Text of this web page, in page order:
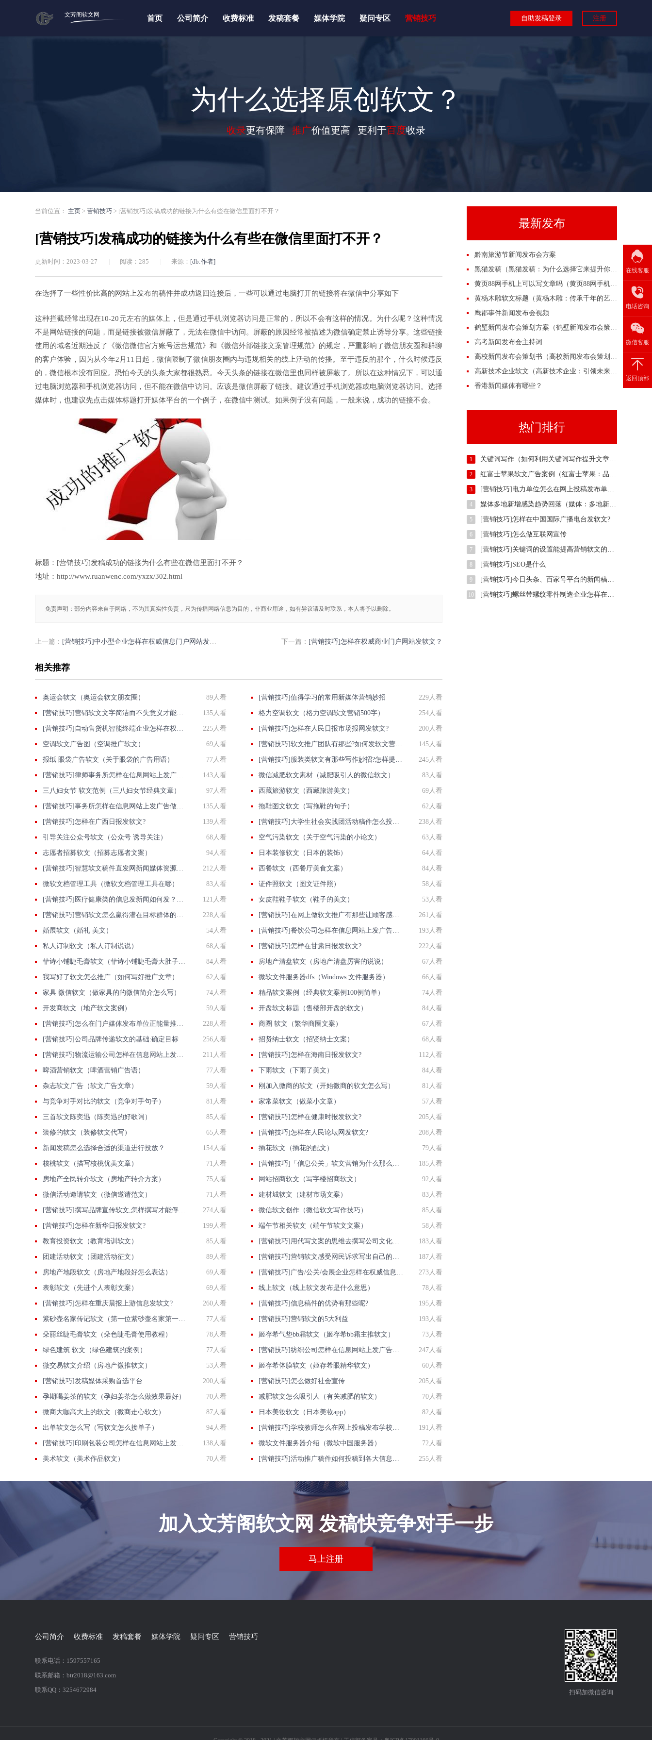
文芳阁软文网 首页 公司简介 收费标准 发稿套餐 媒体学院 疑问专区 营销技巧 自助发稿登录 注册
为什么选择原创软文？
收录更有保障 推广价值更高 更利于百度收录
当前位置： 主页 > 营销技巧 > [营销技巧]发稿成功的链接为什么有些在微信里面打不开？
[营销技巧]发稿成功的链接为什么有些在微信里面打不开？
更新时间：2023-03-27 阅读： 285 来源： [db:作者]
在选择了一些性价比高的网站上发布的稿件并成功返回连接后，一些可以通过电脑打开的链接将在微信中分享如下
这种拦截经常出现在10-20元左右的媒体上，但是通过手机浏览器访问是正常的，所以不会有这样的情况。为什么呢？这种情况
不是网站链接的问题，而是链接被微信屏蔽了，无法在微信中访问。屏蔽的原因经常被描述为微信确定禁止诱导分享。这些链接
使用的域名近期违反了《微信微信官方账号运营规范》和《微信外部链接文案管理规范》的规定，严重影响了微信朋友圈和群聊
的客户体验，因为从今年2月11日起，微信限制了微信朋友圈内与违规相关的线上活动的传播。至于违反的那个，什么时候违反
的，微信根本没有回应。恐怕今天的头条大家都很熟悉。今天头条的链接在微信里也同样被屏蔽了。所以在这种情况下，可以通
过电脑浏览器和手机浏览器访问，但不能在微信中访问。应该是微信屏蔽了链接。建议通过手机浏览器或电脑浏览器访问。选择
媒体时，也建议先点击媒体标题打开媒体平台的一个例子，在微信中测试。如果例子没有问题，一般来说，成功的链接不会。
标题：[营销技巧]发稿成功的链接为什么有些在微信里面打不开？
地址：http://www.ruanwenc.com/yxzx/302.html
免责声明：部分内容来自于网络，不为其真实性负责，只为传播网络信息为目的，非商业用途，如有异议请及时联系，本人将予以删除。
上一篇： [营销技巧]中小型企业怎样在权威信息门户网站发稿? 下一篇： [营销技巧]怎样在权威商业门户网站发软文？
相关推荐
奥运会软文（奥运会软文朋友圈） 89人看 [营销技巧]值得学习的常用新媒体营销妙招 229人看
[营销技巧]营销软文文字简洁而不失意义才能出类拔萃 135人看 格力空调软文（格力空调软文营销500字） 254人看
[营销技巧]自动售货机智能终端企业怎样在权威信息门户网站发稿? 225人看 [营销技巧]怎样在人民日报市场报网发软文? 200人看
空调软文广告图（空调推广软文） 69人看 [营销技巧]软文推广团队有那些?如何发软文营销才能达到最好效果? 145人看
报纸 眼袋广告软文（关于眼袋的广告用语） 77人看 [营销技巧]服装类软文有那些写作妙招?怎样提高服装网站关键词排名 245人看
[营销技巧]律师事务所怎样在信息网站上发广告做推广提高产品知名度呢 143人看 微信减肥软文素材（减肥吸引人的微信软文） 83人看
三八妇女节 软文范例（三八妇女节经典文章） 97人看 西藏旅游软文（西藏旅游美文） 69人看
[营销技巧]事务所怎样在信息网站上发广告做推广提高产品知名度呢 135人看 拖鞋图文软文（写拖鞋的句子） 62人看
[营销技巧]怎样在广西日报发软文? 139人看 [营销技巧]大学生社会实践团活动稿件怎么投稿发布到信息网站上？ 238人看
引导关注公众号软文（公众号 诱导关注） 68人看 空气污染软文（关于空气污染的小论文） 63人看
志愿者招募软文（招募志愿者文案） 94人看 日本装修软文（日本的装饰） 64人看
[营销技巧]智慧软文稿件直发网新闻媒体资源提供商发布一篇也是批发价 212人看 西餐软文（西餐厅美食文案） 84人看
微软文档管理工具（微软文档管理工具在哪） 83人看 证件照软文（图文证件照） 58人看
[营销技巧]医疗健康类的信息发新闻如何发？要注意什么？ 121人看 女皮鞋鞋子软文（鞋子的美文） 53人看
[营销技巧]营销软文怎么赢得潜在目标群体的好感 228人看 [营销技巧]在网上做软文推广有那些让顾客感到兴奋的特点? 261人看
婚展软文（婚礼 美文） 54人看 [营销技巧]餐饮公司怎样在信息网站上发广告做推广提高产品知名度呢 193人看
私人订制软文（私人订制说说） 68人看 [营销技巧]怎样在甘肃日报发软文? 222人看
菲诗小铺睫毛膏软文（菲诗小铺睫毛膏大肚子好用吗） 84人看 房地产清盘软文（房地产清盘厉害的说说） 67人看
我写好了软文怎么推广（如何写好推广文章） 62人看 微软文件服务器dfs（Windows 文件服务器） 66人看
家具 微信软文（做家具的的微信简介怎么写） 74人看 精品软文案例（经典软文案例100例简单） 74人看
开发商软文（地产软文案例） 59人看 开盘软文标题（售楼部开盘的软文） 84人看
[营销技巧]怎么在门户媒体发布单位正能量推广稿件 228人看 商圈 软文（繁华商圈文案） 67人看
[营销技巧]公司品牌传递软文的基础:确定目标 256人看 招贤纳士软文（招贤纳士文案） 68人看
[营销技巧]物流运输公司怎样在信息网站上发广告做推广提高产品知名度呢 211人看 [营销技巧]怎样在海南日报发软文? 112人看
啤酒营销软文（啤酒营销广告语） 77人看 下雨软文（下雨了美文） 84人看
杂志软文广告（软文广告文章） 59人看 刚加入微商的软文（开始微商的软文怎么写） 81人看
与竞争对手对比的软文（竞争对手句子） 81人看 家常菜软文（做菜小文章） 57人看
三首软文陈奕迅（陈奕迅的好歌词） 85人看 [营销技巧]怎样在健康时报发软文? 205人看
装修的软文（装修软文代写） 65人看 [营销技巧]怎样在人民论坛网发软文? 208人看
新闻发稿怎么选择合适的渠道进行投放？ 154人看 插花软文（插花的配文） 79人看
核桃软文（描写核桃优美文章） 71人看 [营销技巧]「信息公关」软文营销为什么那么由公司青睐?信息的优点? 185人看
房地产全民转介软文（房地产转介方案） 75人看 网站招商软文（写字楼招商软文） 92人看
微信活动邀请软文（微信邀请范文） 71人看 建材城软文（建材市场文案） 83人看
[营销技巧]撰写品牌宣传软文,怎样撰写才能俘获顾客的心 274人看 微信软文创作（微信软文写作技巧） 85人看
[营销技巧]怎样在新华日报发软文? 199人看 端午节相关软文（端午节软文文案） 58人看
教育投资软文（教育培训软文） 85人看 [营销技巧]用代写文案的思维去撰写公司文化推广稿,效果立即有效 183人看
团建活动软文（团建活动征文） 89人看 [营销技巧]营销软文感受网民诉求写出自己的味道 187人看
房地产地段软文（房地产地段好怎么表达） 69人看 [营销技巧]广告/公关/会展企业怎样在权威信息门户网站发稿? 273人看
表彰软文（先进个人表彰文案） 69人看 线上软文（线上软文发布是什么意思） 78人看
[营销技巧]怎样在重庆晨报​上游信息发软文? 260人看 [营销技巧]信息稿件的优势有那些呢? 195人看
紫砂壶名家传记软文（第一位紫砂壶名家第一个留下名字的） 77人看 [营销技巧]营销软文的5大利益 193人看
朵丽丝睫毛膏软文（朵色睫毛膏使用教程） 78人看 姬存希气垫bb霜软文（姬存希bb霜主推软文） 73人看
绿色建筑 软文（绿色建筑的案例） 77人看 [营销技巧]纺织公司怎样在信息网站上发广告做推广提高产品知名度呢 247人看
微交易软文介绍（房地产微推软文） 53人看 姬存希体膜软文（姬存希眼精华软文） 60人看
[营销技巧]发稿媒体采购首选平台 200人看 [营销技巧]怎么做好社会宣传 205人看
孕期喝姜茶的软文（孕妇姜茶怎么做效果最好） 70人看 减肥软文怎么吸引人（有关减肥的软文） 70人看
微商大咖高大上的软文（微商走心软文） 87人看 日本美妆软文（日本美妆app） 82人看
出单软文怎么写（写软文怎么接单子） 94人看 [营销技巧]学校教师怎么在网上投稿发布学校正能量推广稿件？ 191人看
[营销技巧]印刷包装公司怎样在信息网站上发广告做推广提高产品知名度呢 138人看 微软文件服务器介绍（微软中国服务器） 72人看
美术软文（美术作品软文） 70人看 [营销技巧]活动推广稿件如何投稿到各大信息门户网站上？ 255人看
最新发布
黔南旅游节新闻发布会方案
黑猫发稿（黑猫发稿：为什么选择它来提升你的营销效果？）
黄页88网手机上可以写文章吗（黄页88网手机上可以写文章吗？）
黄杨木雕软文标题（黄杨木雕：传承千年的艺术之美）
鹰郡事件新闻发布会视频
鹤壁新闻发布会策划方案（鹤壁新闻发布会策划方案）
高考新闻发布会主持词
高校新闻发布会策划书（高校新闻发布会策划书）
高新技术企业软文（高新技术企业：引领未来的创新力量）
香港新闻媒体有哪些？
热门排行
1 关键词写作（如何利用关键词写作提升文章吸引力）
2 红富士苹果软文广告案例（红富士苹果：品质与美味的完美结合）
3 [营销技巧]电力单位怎么在网上投稿发布单位正能量推广稿件？
4 媒体多地新增感染趋势回落（媒体：多地新增感染趋势回落）
5 [营销技巧]怎样在中国国际广播电台发软文?
6 [营销技巧]怎么做互联网宣传
7 [营销技巧]关键词的设置能提高营销软文的效果吗?
8 [营销技巧]SEO是什么
9 [营销技巧]今日头条、百家号平台的新闻稿标题关键词该怎么写？
10 [营销技巧]螺丝带螺纹零件制造企业怎样在权威信息门户网站发稿?
加入文芳阁软文网 发稿快竞争对手一步
马上注册
公司简介 收费标准 发稿套餐 媒体学院 疑问专区 营销技巧
联系电话：1597557165
联系邮箱：btr2018@163.com
联系QQ：3254672984
扫码加微信咨询
在线客服
电话咨询
微信客服
返回顶部